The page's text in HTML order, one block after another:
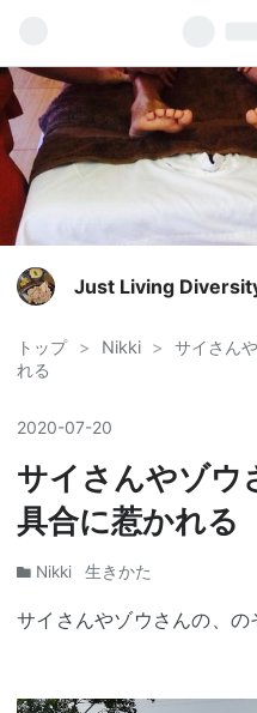
Just Living
トップ > Nikki >
サイさん
れる
2020-07-20
サイさんやゾウ
具合に惹かれる
Nikki 生きかた
サイさんやゾウさんの、の